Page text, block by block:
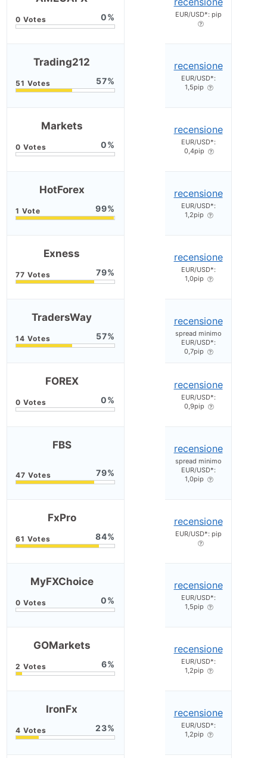
0 EUR/USD*: pip
Trading212
57
recensione
EUR/USD*:
1,5pip
Markets
0
recensione
EUR/USD*:
0,4pip
HotForex
99
recensione
EUR/USD*:
1,2pip
Exness
79
recensione
EUR/USD*:
1,0pip
TradersWay
57
recensione
spread minimo
EUR/USD*:
0,7pip
FOREX
0
recensione
EUR/USD*:
0,9pip
FBS
79
recensione
spread minimo
EUR/USD*:
1,0pip
FxPro
84
recensione
EUR/USD*: pip
MyFXChoice
0
recensione
EUR/USD*:
1,5pip
GOMarkets
6
recensione
EUR/USD*:
1,2pip
IronFx
23
recensione
EUR/USD*:
1,2pip